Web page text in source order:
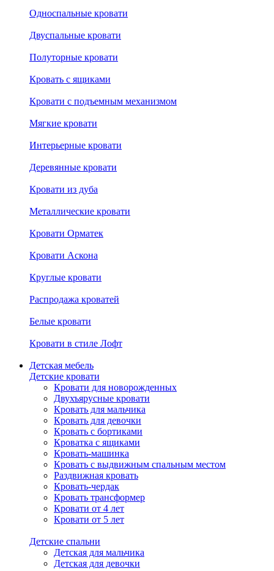
Односпальные кровати
Двуспальные кровати
Полуторные кровати
Кровать с ящиками
Кровати с подъемным механизмом
Мягкие кровати
Интерьерные кровати
Деревянные кровати
Кровати из дуба
Металлические кровати
Кровати Орматек
Кровати Аскона
Круглые кровати
Распродажа кроватей
Белые кровати
Кровати в стиле Лофт
Детская мебель
Детские кровати
Кровати для новорожденных
Двухъярусные кровати
Кровать для мальчика
Кровать для девочки
Кровать с бортиками
Кроватка с ящиками
Кровать-машинка
Кровать с выдвижным спальным местом
Раздвижная кровать
Кровать-чердак
Кровать трансформер
Кровати от 4 лет
Кровати от 5 лет
Детские спальни
Детская для мальчика
Детская для девочки